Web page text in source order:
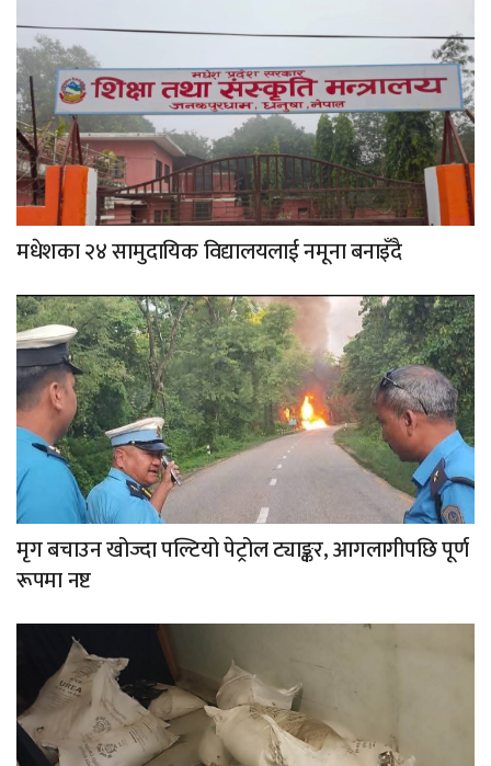
मधेशका २४ सामुदायिक विद्यालयलाई नमूना बनाइँदै
मृग बचाउन खोज्दा पल्टियो पेट्रोल ट्याङ्कर, आगलागीपछि पूर्ण
रूपमा नष्ट